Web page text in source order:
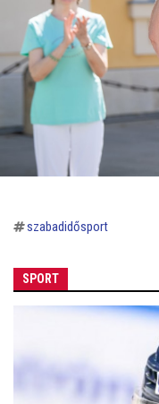
szabadidősport
SPORT